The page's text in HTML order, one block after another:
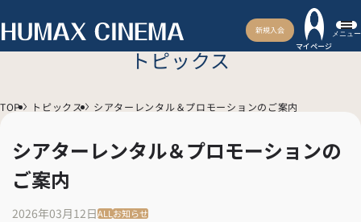
新規入会
マイページ
メニュー
トピックス
TOP トピックス シアターレンタル＆プロモーションのご案内
シアターレンタル＆プロモーションの
ご案内
2026年03月12日ALLお知らせ